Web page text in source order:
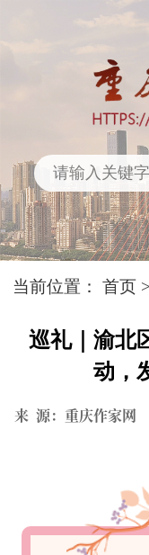
当前位置：首页
巡礼｜渝北
动，
来 源：重庆作家